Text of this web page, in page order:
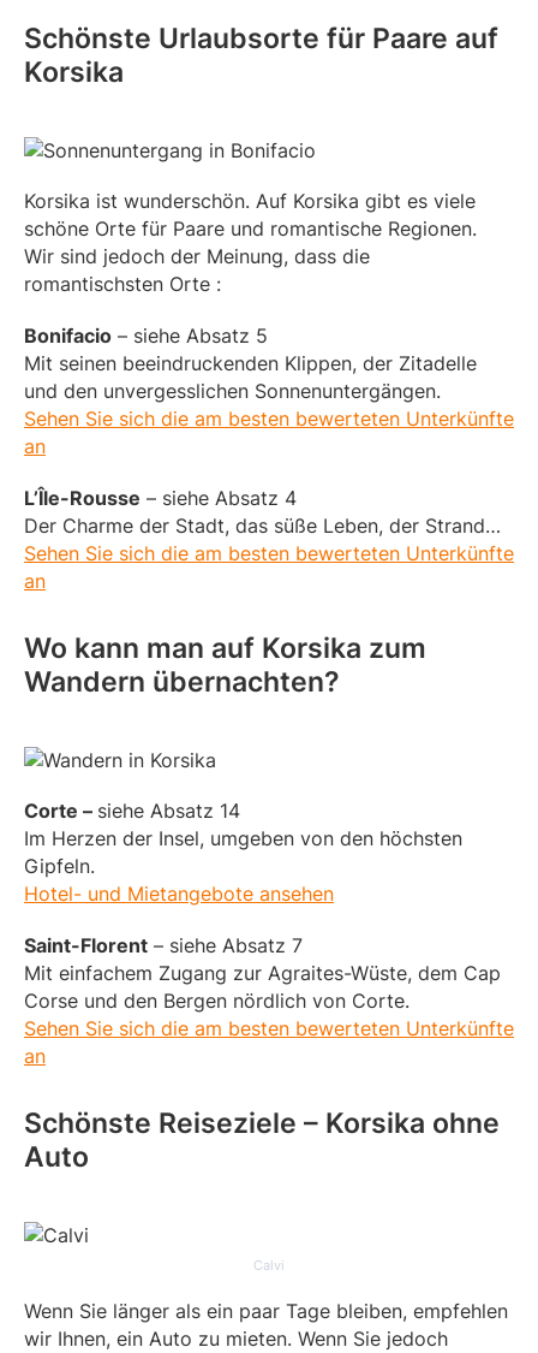
Schönste Urlaubsorte für Paare auf
Korsika
Korsika ist wunderschön. Auf Korsika gibt es viele
schöne Orte für Paare und romantische Regionen.
Wir sind jedoch der Meinung, dass die
romantischsten Orte :
Bonifacio – siehe Absatz 5
Mit seinen beeindruckenden Klippen, der Zitadelle
und den unvergesslichen Sonnenuntergängen.
Sehen Sie sich die am besten bewerteten Unterkünfte
an
L’Île-Rousse – siehe Absatz 4
Der Charme der Stadt, das süße Leben, der Strand…
Sehen Sie sich die am besten bewerteten Unterkünfte
an
Wo kann man auf Korsika zum
Wandern übernachten?
Corte – siehe Absatz 14
Im Herzen der Insel, umgeben von den höchsten
Gipfeln.
Hotel- und Mietangebote ansehen
Saint-Florent – siehe Absatz 7
Mit einfachem Zugang zur Agraites-Wüste, dem Cap
Corse und den Bergen nördlich von Corte.
Sehen Sie sich die am besten bewerteten Unterkünfte
an
Schönste Reiseziele – Korsika ohne
Auto
Calvi
Wenn Sie länger als ein paar Tage bleiben, empfehlen
wir Ihnen, ein Auto zu mieten. Wenn Sie jedoch